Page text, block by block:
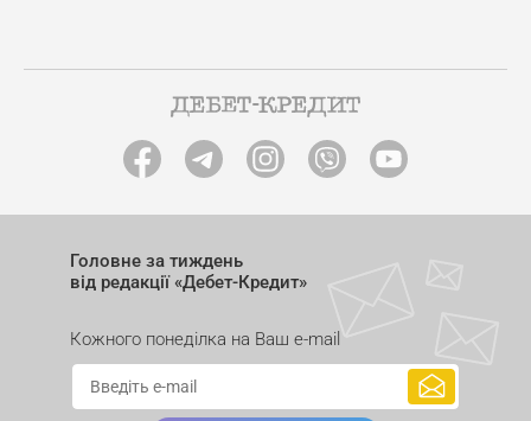
Головне за тиждень
від редакції «Дебет-Кредит»
Кожного понеділка на Ваш e-mail